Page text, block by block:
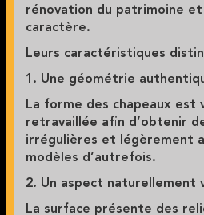
rénovation du patrimoine
caractère.
Leurs caractéristiques
1. Une géométrie
La forme des chapeaux est
retravaillée afin d’obtenir
irrégulières et légèrement
modèles d’autrefois.
2. Un aspect naturellement
La surface présente des